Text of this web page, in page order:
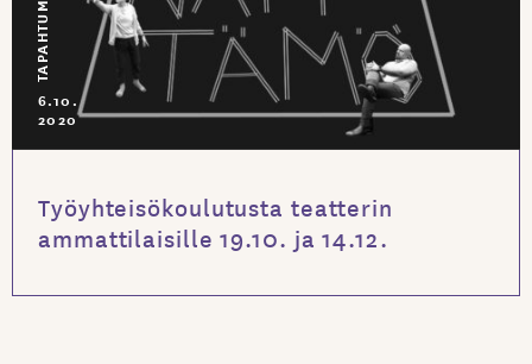
TAPAHTUMAT
6.10.
2020
Työyhteisökoulutusta teatterin
ammattilaisille 19.10. ja 14.12.